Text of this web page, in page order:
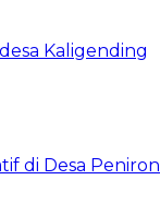
Kaligending
di Desa Peniron